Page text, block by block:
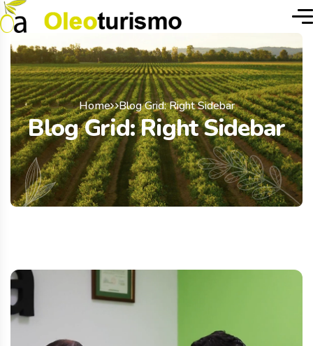
Home Blog Grid: Right Sidebar
Blog Grid: Right Sidebar